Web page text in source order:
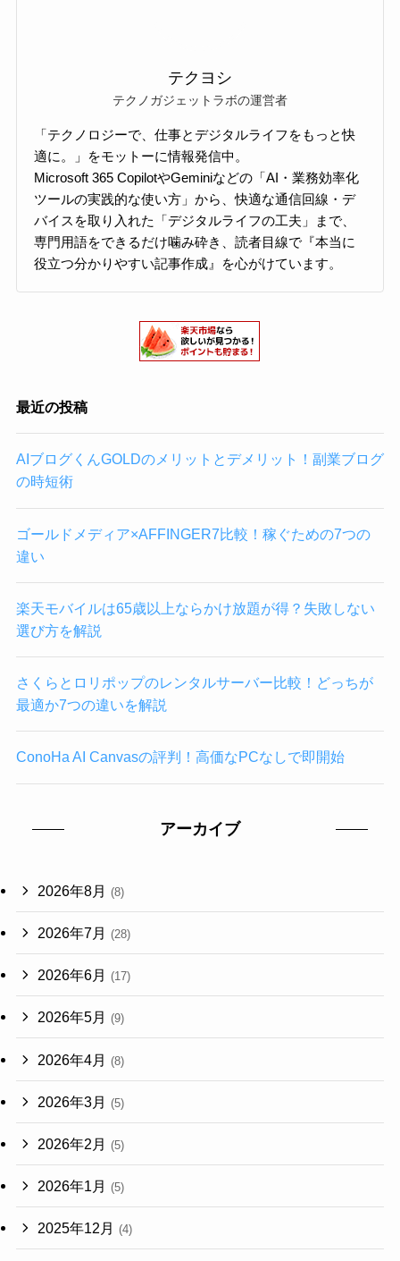
テクヨシ
テクノガジェットラボの運営者
「テクノロジーで、仕事とデジタルライフをもっと快
適に。」をモットーに情報発信中。
Microsoft 365 CopilotやGeminiなどの「AI・業務効率化
ツールの実践的な使い方」から、快適な通信回線・デ
バイスを取り入れた「デジタルライフの工夫」まで、
専門用語をできるだけ噛み砕き、読者目線で『本当に
役立つ分かりやすい記事作成』を心がけています。
最近の投稿
AIブログくんGOLDのメリットとデメリット！副業ブログ
の時短術
ゴールドメディア×AFFINGER7比較！稼ぐための7つの
違い
楽天モバイルは65歳以上ならかけ放題が得？失敗しない
選び方を解説
さくらとロリポップのレンタルサーバー比較！どっちが
最適か7つの違いを解説
ConoHa AI Canvasの評判！高価なPCなしで即開始
アーカイブ
2026年8月 (8)
2026年7月 (28)
2026年6月 (17)
2026年5月 (9)
2026年4月 (8)
2026年3月 (5)
2026年2月 (5)
2026年1月 (5)
2025年12月 (4)